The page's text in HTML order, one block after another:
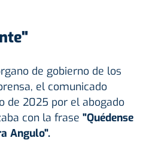
de gobierno de los
el comunicado
de 2025 por el abogado
con la frase "Quédense
Angulo".